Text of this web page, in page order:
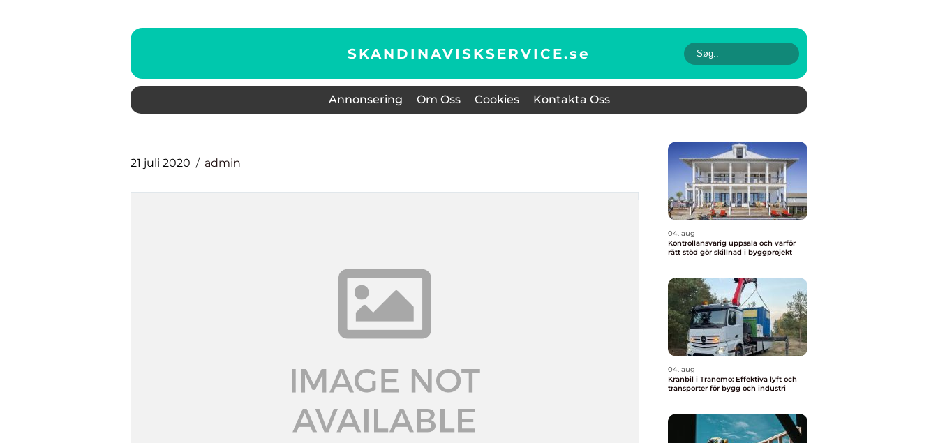
SKANDINAVISKSERVICE.se
Annonsering Om Oss Cookies Kontakta Oss
21 juli 2020 admin
04. aug
Kontrollansvarig uppsala och varför
rätt stöd gör skillnad i byggprojekt
04. aug
Kranbil i Tranemo: Effektiva lyft och
transporter för bygg och industri